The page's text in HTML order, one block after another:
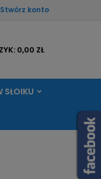
Stwórz konto
0,00 ZŁ
SŁOIKU